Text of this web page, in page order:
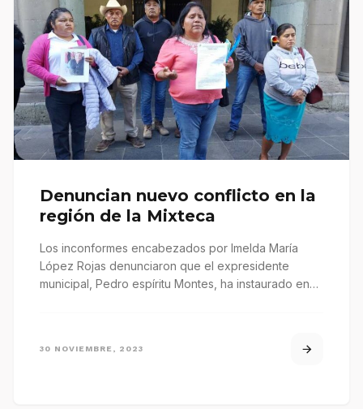
Denuncian nuevo conflicto en la
región de la Mixteca
Los inconformes encabezados por Imelda María
López Rojas denunciaron que el expresidente
municipal, Pedro espíritu Montes, ha instaurado en
30 NOVIEMBRE, 2023